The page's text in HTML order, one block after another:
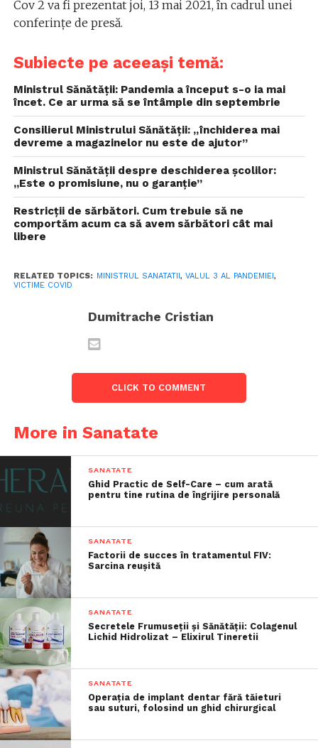
Cov 2 va fi prezentat joi, 13 mai 2021, în cadrul unei
conferințe de presă.
Subiecte pe aceeași temă:
Ministrul Sănătății: Pandemia a început s-o ia mai
încet. Ce ar urma să se întâmple din septembrie
Consilierul Ministrului Sănătății: „închiderea mai
devreme a magazinelor nu este de ajutor”
Ministrul Sănătății despre deschiderea școlilor:
„Este o promisiune, nu o garanție”
Restricții de sărbători. Cum trebuie să ne
comportăm acum ca să avem sărbători cât mai
libere
RELATED TOPICS: MINISTRUL SANATATII, VALUL 3 AL PANDEMIEI,
VICTIME COVID
Dumitrache Cristian
CLICK TO COMMENT
More in Sanatate
SANATATE
Ghid Practic de Self-Care – cum arată
pentru tine rutina de îngrijire personală
SANATATE
Factorii de succes în tratamentul FIV:
Sarcina reușită
SANATATE
Secretele Frumuseții și Sănătății: Colagenul
Lichid Hidrolizat – Elixirul Tineretii
SANATATE
Operația de implant dentar fără tăieturi
sau suturi, folosind un ghid chirurgical